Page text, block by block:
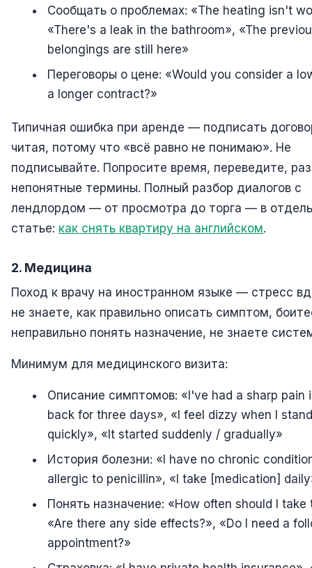
Сообщать о проблемах: «The heating isn't
«There's a leak in the bathroom», «The
belongings are still here»
Переговоры о цене: «Would you consider a
a longer contract?»
Типичная ошибка при аренде — подписать
читая, потому что «всё равно не понимаю». Не
подписывайте. Попросите время, переведите,
непонятные термины. Полный разбор диалогов с
лендлордом — от просмотра до торга — в
статье: как снять квартиру на английском.
2. Медицина
Поход к врачу на иностранном языке — стресс
не знаете, как правильно описать симптом,
неправильно понять назначение, не знаете
Минимум для медицинского визита:
Описание симптомов: «I've had a sharp pain
back for three days», «I feel dizzy when I
quickly», «It started suddenly / gradually»
История болезни: «I have no chronic
allergic to penicillin», «I take [medication]
Понять назначение: «How often should I take
«Are there any side effects?», «Do I need a
appointment?»